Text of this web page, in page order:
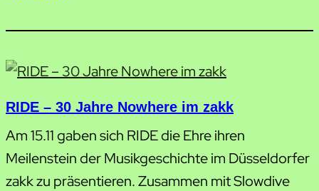
RIDE – 30 Jahre Nowhere im zakk
Am 15.11 gaben sich RIDE die Ehre ihren
Meilenstein der Musikgeschichte im Düsseldorfer
zakk zu präsentieren. Zusammen mit Slowdive